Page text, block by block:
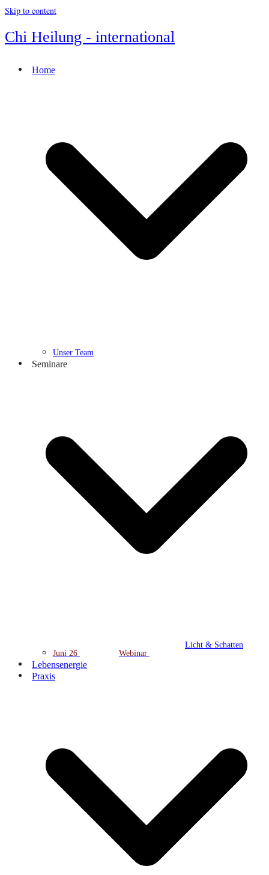
Skip to content
Chi Heilung - international
Home
Unser Team
Seminare
Juni 26 Webinar
Licht & Schatten
Lebensenergie
Praxis